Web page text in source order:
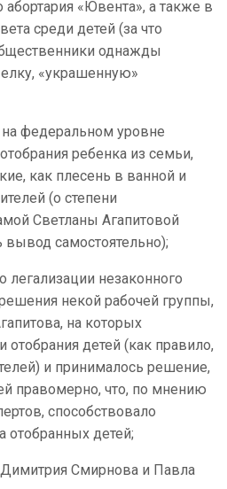
«Ювента», а также в
среди детей (за что
однажды
«украшенную»
федеральном уровне
ребенка из семьи,
как плесень в ванной и
(о степени
Светланы Агапитовой
самостоятельно);
легализации незаконного
некой рабочей группы,
на которых
отобрания детей (как правило,
и принималось решение,
правомерно, что, по мнению
способствовало
отобранных детей;
Смирнова и Павла